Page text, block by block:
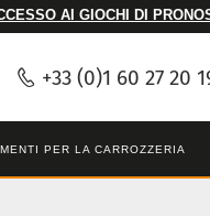
AI GIOCHI DI
+33 (0)1 60 27 20
PER LA CARROZZERIA